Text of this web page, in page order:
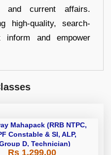
and current affairs.
high-quality, search-
inform and empower
Mahapack (RRB NTPC,
Constable & SI, ALP,
D, Technician)
Rs 1,299.00